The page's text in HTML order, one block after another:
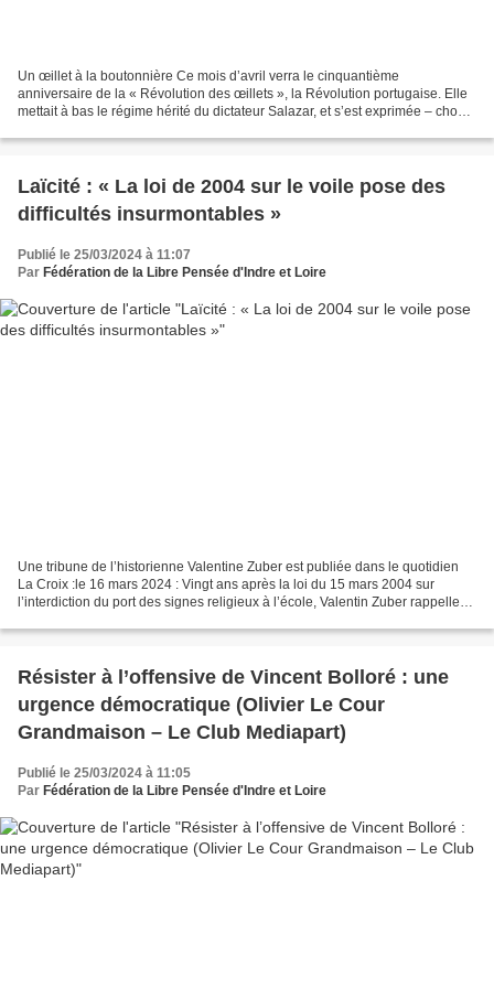
Un œillet à la boutonnière Ce mois d’avril verra le cinquantième
anniversaire de la « Révolution des œillets », la Révolution portugaise. Elle
mettait à bas le régime hérité du dictateur Salazar, et s’est exprimée – chose
Laïcité : « La loi de 2004 sur le voile pose des
difficultés insurmontables »
Publié le 25/03/2024 à 11:07
Par Fédération de la Libre Pensée d'Indre et Loire
Une tribune de l’historienne Valentine Zuber est publiée dans le quotidien
La Croix :le 16 mars 2024 : Vingt ans après la loi du 15 mars 2004 sur
l’interdiction du port des signes religieux à l’école, Valentin Zuber rappelle
Résister à l’offensive de Vincent Bolloré : une
urgence démocratique (Olivier Le Cour
Grandmaison – Le Club Mediapart)
Publié le 25/03/2024 à 11:05
Par Fédération de la Libre Pensée d'Indre et Loire